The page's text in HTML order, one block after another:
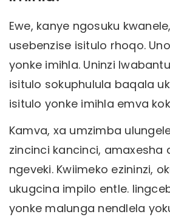
Ewe, kanye ngosuku
usebenzise isitulo rhoqo.
yonke imihla. Uninzi
isitulo sokuphulula baqala
isitulo yonke imihla emva
Kamva, xa umzimba
zincinci kancinci,
ngeveki. Kwiimeko ezininzi,
ukugcina impilo entle.
yonke malunga nendlela